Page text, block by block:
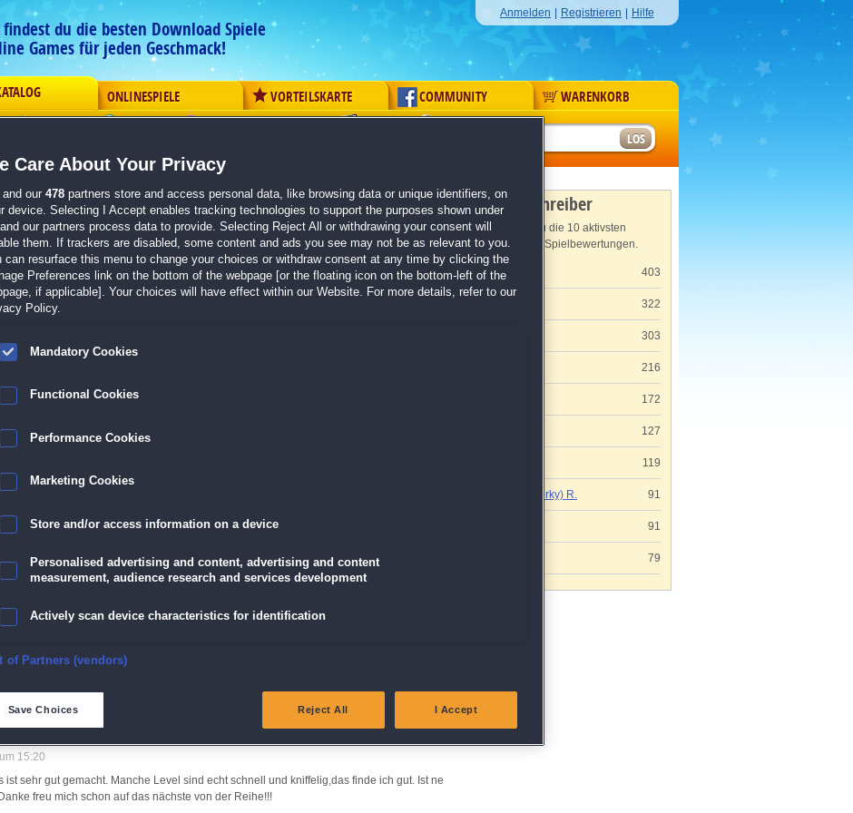
du die besten Download Spiele
Games für jeden Geschmack!
Anmelden Registrieren Hilfe
ONLINESPIELE VORTEILSKARTE COMMUNITY WARENKORB
zu dem Spiel Youda Farmer 2: Rette
das es noch besser geht als das erste Spiel!! Was mir besonders gefällt ist, das es
mit andere Figuren, so wie es bei Farm Frenzy immer der Fall ist, was mich da auch
so, dann wird auch der Nachfolger seine Freunde finden und zum Erfolg werden:-)
gute Strategie haben!
um 16:49
deshalb habe ich es hier bei "Deutschland spielt" gekauft.
viel Spaß, die Minispiel sind durchaus knifflig. Bitte mehr davon
15:20
ist sehr gut gemacht. Manche Level sind echt schnell und kniffelig,das finde ich gut. Ist ne
freu mich schon auf das nächste von der Reihe!!!
Meisterschreiber
Hier findest du die 10 aktivsten
Verfasser von Spielbewertungen.
Claudia K. 403
322
303
216
172
127
119
Gaby (Webworky) R. 91
91
79
Care About Your Privacy
and our 478 partners store and access personal data, like browsing data or unique identifiers, on
device. Selecting I Accept enables tracking technologies to support the purposes shown under
our partners process data to provide. Selecting Reject All or withdrawing your consent will
them. If trackers are disabled, some content and ads you see may not be as relevant to you.
can resurface this menu to change your choices or withdraw consent at any time by clicking the
Preferences link on the bottom of the webpage [or the floating icon on the bottom-left of the
if applicable]. Your choices will have effect within our Website. For more details, refer to our
Policy.
Mandatory Cookies
Functional Cookies
Performance Cookies
Marketing Cookies
Store and/or access information on a device
Personalised advertising and content, advertising and content
measurement, audience research and services development
Actively scan device characteristics for identification
Ensure security, prevent and detect fraud, and fix errors
Match and combine data from other data sources
Link different devices
of Partners (vendors)
Save Choices Reject All I Accept